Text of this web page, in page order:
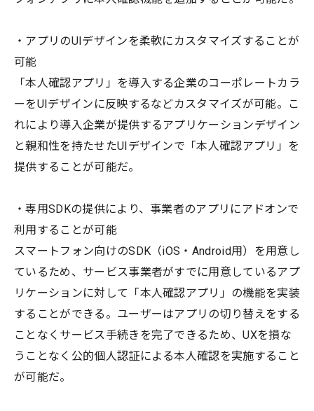
・アプリのUIデザインを柔軟にカスタマイズすることが
可能
「本人確認アプリ」を導入する企業のコーポレートカラ
ーをUIデザインに反映するなどカスタマイズが可能。こ
れにより導入企業が提供するアプリケーションデザイン
と親和性を持たせたUIデザインで「本人確認アプリ」を
提供することが可能だ。
・専用SDKの提供により、事業者のアプリにアドオンで
利用することが可能
スマートフォン向けのSDK（iOS・Android用）を用意し
ているため、サービス事業者がすでに用意しているアプ
リケーションに対して「本人確認アプリ」の機能を実装
することができる。ユーザーはアプリの切り替えをする
ことなくサービス手続きを完了できるため、UXを損な
うことなく公的個人認証による本人確認を実施すること
が可能だ。